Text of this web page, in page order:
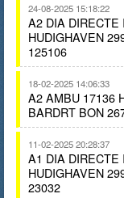
24-08-2025 15:18:22
A2 DIA
HUDIGHAVEN
125106
18-02-2025 14:06:33
A2 AMBU 17136
BARDRT BON
11-02-2025 20:28:37
A1 DIA
HUDIGHAVEN
23032